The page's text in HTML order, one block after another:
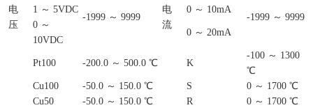
电
压
-1999 ～ 9999
电
流
-1999 ～ 9999
1 ～ 5VDC
0 ～ 10mA
0 ～
10VDC
0 ～ 20mA
Pt100 -200.0 ～ 500.0 ℃ K
-100 ～ 1300
℃
Cu100
-50.0 ～ 150.0 ℃ S
0 ～ 1700 ℃
Cu50
-50.0 ～ 150.0 ℃ R 0 ～ 1700 ℃